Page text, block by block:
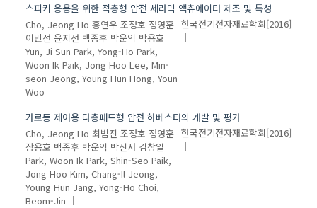
스피커 응용을 위한 적층형 압전 세라믹 액츄에이터 제조 및 특성
Cho, Jeong Ho 홍연우 조정호 정영훈
이민선 윤지선 백종후 박운익 박용호
Yun, Ji Sun Park, Yong-Ho Park,
Woon Ik Paik, Jong Hoo Lee, Min-
seon Jeong, Young Hun Hong, Youn
Woo
한국전기전자재료학회[2016]
가로등 제어용 다층패드형 압전 하베스터의 개발 및 평가
Cho, Jeong Ho 최범진 조정호 정영훈
장용호 백종후 박운익 박신서 김창일
Park, Woon Ik Park, Shin-Seo Paik,
Jong Hoo Kim, Chang-Il Jeong,
Young Hun Jang, Yong-Ho Choi,
Beom-Jin
한국전기전자재료학회[2016]